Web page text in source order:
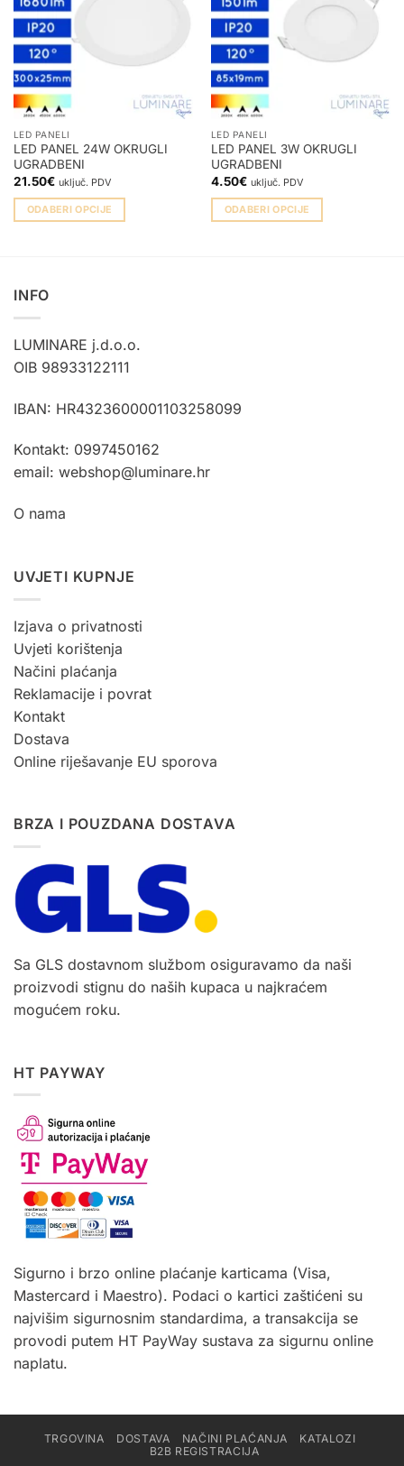
LED PANELI
LED PANEL 24W OKRUGLI
UGRADBENI
21.50€ uključ. PDV
ODABERI OPCIJE
više
se
mogu
na
LED PANELI
LED PANEL 3W OKRUGLI
UGRADBENI
4.50€ uključ. PDV
ODABERI OPCIJE
na
stranici
INFO
LUMINARE j.d.o.o.
OIB 98933122111
IBAN: HR4323600001103258099
Kontakt: 0997450162
email: webshop@luminare.hr
O nama
UVJETI KUPNJE
Izjava o privatnosti
Uvjeti korištenja
Načini plaćanja
Reklamacije i povrat
Kontakt
Dostava
Online riješavanje EU sporova
BRZA I POUZDANA DOSTAVA
Sa GLS dostavnom službom osiguravamo da naši
proizvodi stignu do naših kupaca u najkraćem
mogućem roku.
HT PAYWAY
Sigurno i brzo online plaćanje karticama (Visa,
Mastercard i Maestro). Podaci o kartici zaštićeni su
najvišim sigurnosnim standardima, a transakcija se
provodi putem HT PayWay sustava za sigurnu online
naplatu.
TRGOVINA DOSTAVA NAČINI PLAĆANJA
KATALOZI
B2B REGISTRACIJA